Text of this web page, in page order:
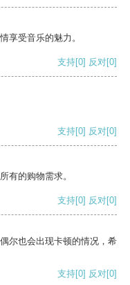
享受音乐的魅力。
支持[0] 反对[0]
支持[0] 反对[0]
有的购物需求。
支持[0] 反对[0]
尔也会出现卡顿的情况，希
支持[0] 反对[0]